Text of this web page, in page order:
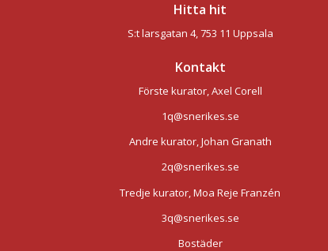
Hitta hit
S:t larsgatan 4, 753 11 Uppsala
Kontakt
Förste kurator, Axel Corell
1q@snerikes.se
Andre kurator, Johan Granath
2q@snerikes.se
Tredje kurator, Moa Reje Franzén
3q@snerikes.se
Bostäder